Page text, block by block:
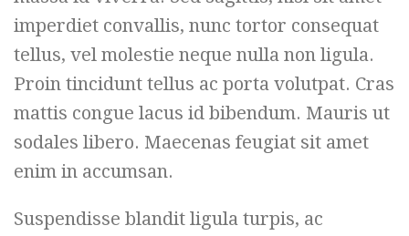
imperdiet convallis, nunc tortor consequat
tellus, vel molestie neque nulla non ligula.
Proin tincidunt tellus ac porta volutpat. Cras
mattis congue lacus id bibendum. Mauris ut
sodales libero. Maecenas feugiat sit amet
enim in accumsan.
Suspendisse blandit ligula turpis, ac